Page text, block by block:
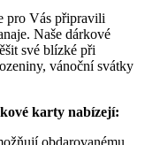
pro Vás připravili
Naše dárkové
své blízké při
vánoční svátky
karty nabízejí:
obdarovanému